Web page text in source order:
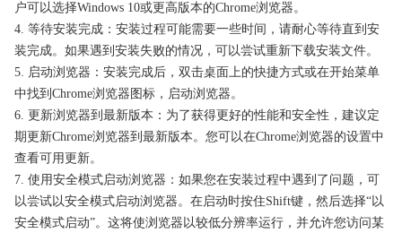
户可以选择Windows 10或更高版本的Chrome浏览器。
4. 等待安装完成：安装过程可能需要一些时间，请耐心等待直到安
装完成。如果遇到安装失败的情况，可以尝试重新下载安装文件。
5. 启动浏览器：安装完成后，双击桌面上的快捷方式或在开始菜单
中找到Chrome浏览器图标，启动浏览器。
6. 更新浏览器到最新版本：为了获得更好的性能和安全性，建议定
期更新Chrome浏览器到最新版本。您可以在Chrome浏览器的设置中
查看可用更新。
7. 使用安全模式启动浏览器：如果您在安装过程中遇到了问题，可
以尝试以安全模式启动浏览器。在启动时按住Shift键，然后选择“以
安全模式启动”。这将使浏览器以较低分辨率运行，并允许您访问某